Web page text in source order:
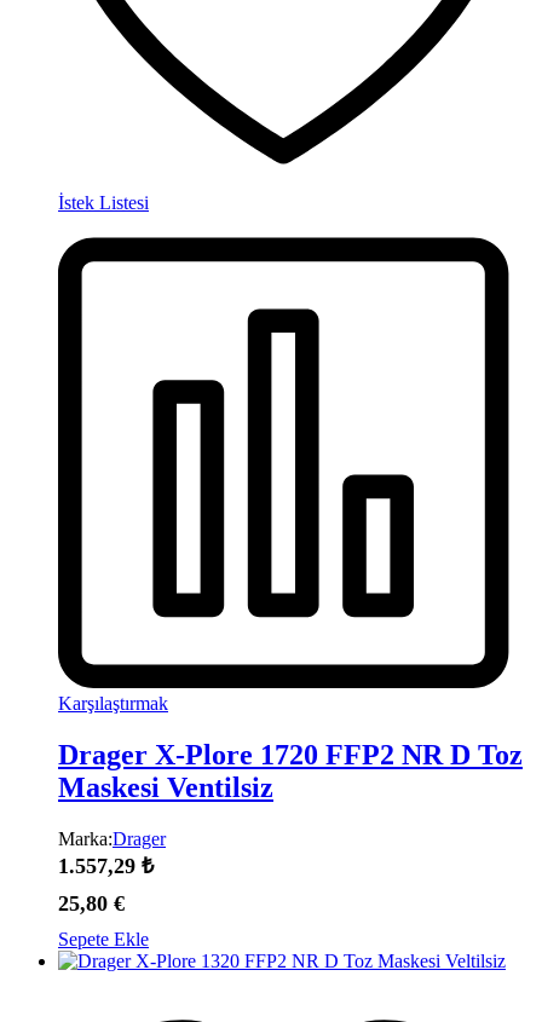
İstek Listesi
Karşılaştırmak
Drager X-Plore 1720 FFP2 NR D Toz
Maskesi Ventilsiz
Marka:Drager
1.557,29 ₺
25,80 €
Sepete Ekle